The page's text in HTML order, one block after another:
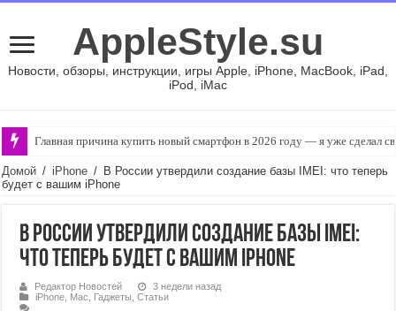
AppleStyle.su
Новости, обзоры, инструкции, игры Apple, iPhone, MacBook, iPad,
iPod, iMac
Главная причина купить новый смартфон в 2026 году — я уже сделал
Топ недорогих товаров с AliExpress — дёшево не значит плохо
Домой / iPhone / В России утвердили создание базы IMEI: что теперь
будет с вашим iPhone
В России утвердили создание базы IMEI:
что теперь будет с вашим iPhone
Редактор Новостей
3 недели назад
iPhone Mac Гаджеты ,Статьи